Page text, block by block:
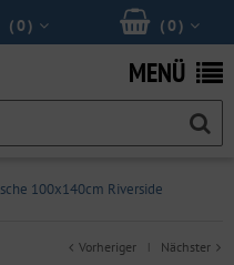
(0 )
(0 )
MENÜ
100x140cm Riverside
Vorheriger | Nächster